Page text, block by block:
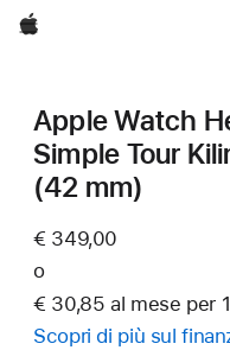
Apple
Apple Watch
Simple Tour
(42 mm)
€ 349,00
o
€ 30,85 al mese per
Scopri di più sul